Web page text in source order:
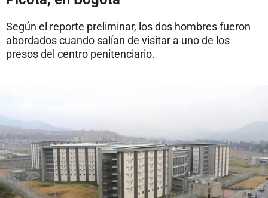
Según el reporte preliminar, los dos hombres fueron
abordados cuando salían de visitar a uno de los
presos del centro penitenciario.